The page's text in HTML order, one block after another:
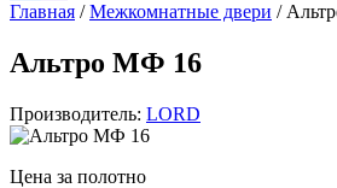
Главная / Межкомнатные двери /
Альтро МФ 16
Производитель: LORD
Цена за полотно